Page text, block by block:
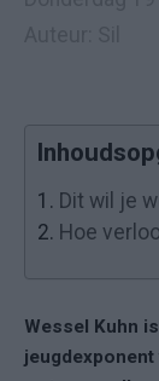
1. Dit wil je
2. Hoe
Wessel Kuhn
jeugdexponent